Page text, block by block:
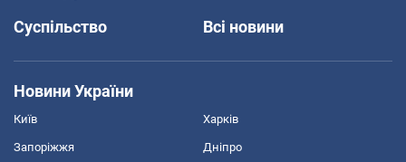
Суспільство
Всі новини
Новини України
Київ Харків
Запоріжжя Дніпро